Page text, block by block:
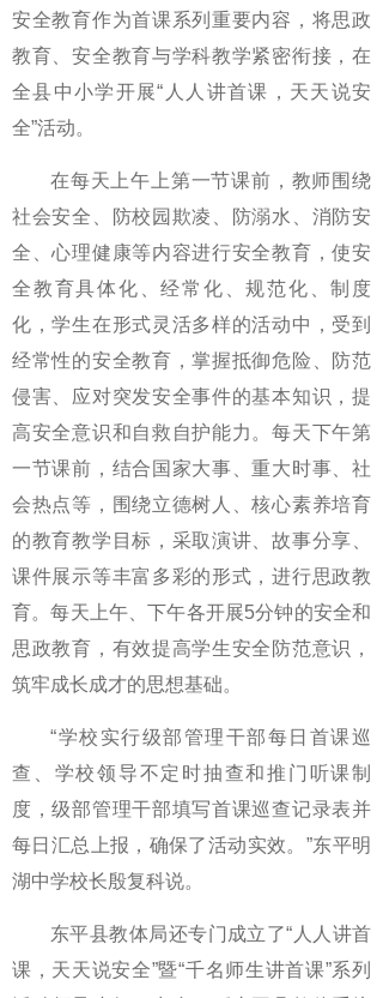
安全教育作为首课系列重要内容，将思政
教育、安全教育与学科教学紧密衔接，在
全县中小学开展“人人讲首课，天天说安
全”活动。
在每天上午上第一节课前，教师围绕
社会安全、防校园欺凌、防溺水、消防安
全、心理健康等内容进行安全教育，使安
全教育具体化、经常化、规范化、制度
化，学生在形式灵活多样的活动中，受到
经常性的安全教育，掌握抵御危险、防范
侵害、应对突发安全事件的基本知识，提
高安全意识和自救自护能力。每天下午第
一节课前，结合国家大事、重大时事、社
会热点等，围绕立德树人、核心素养培育
的教育教学目标，采取演讲、故事分享、
课件展示等丰富多彩的形式，进行思政教
育。每天上午、下午各开展5分钟的安全和
思政教育，有效提高学生安全防范意识，
筑牢成长成才的思想基础。
“学校实行级部管理干部每日首课巡
查、学校领导不定时抽查和推门听课制
度，级部管理干部填写首课巡查记录表并
每日汇总上报，确保了活动实效。”东平明
湖中学校长殷复科说。
东平县教体局还专门成立了“人人讲首
课，天天说安全”暨“千名师生讲首课”系列